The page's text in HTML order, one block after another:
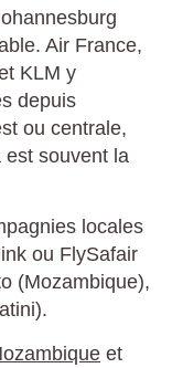
Air France,
KLM y
depuis
ou centrale,
est souvent la
locales
ou FlySafair
(Mozambique),
et